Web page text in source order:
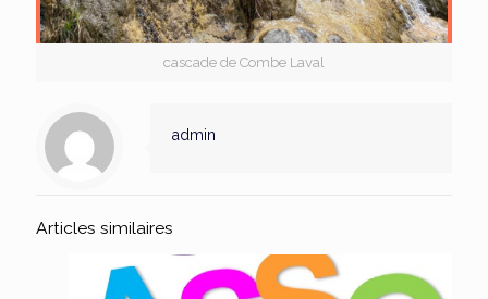
cascade de Combe Laval
admin
Articles similaires